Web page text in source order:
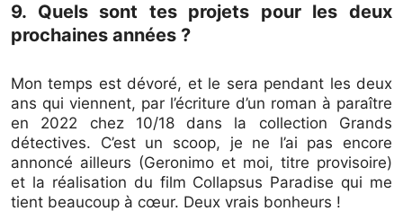
9. Quels sont tes projets pour les deux
prochaines années ?
Mon temps est dévoré, et le sera pendant les deux
ans qui viennent, par l’écriture d’un roman à paraître
en 2022 chez 10/18 dans la collection Grands
détectives. C’est un scoop, je ne l’ai pas encore
annoncé ailleurs (Geronimo et moi, titre provisoire)
et la réalisation du film Collapsus Paradise qui me
tient beaucoup à cœur. Deux vrais bonheurs !